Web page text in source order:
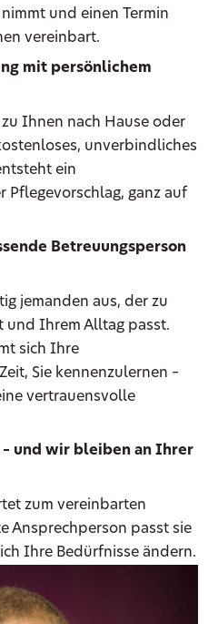
und einen Termin
vereinbart.
mit persönlichem
Ihnen nach Hause oder
unverbindliches
ein
Pflegevorschlag, ganz auf
Betreuungsperson
jemanden aus, der zu
und Ihrem Alltag passt.
sich Ihre
Sie kennenzulernen –
vertrauensvolle
und wir bleiben an Ihrer
zum vereinbarten
Ansprechperson passt sie
Ihre Bedürfnisse ändern.